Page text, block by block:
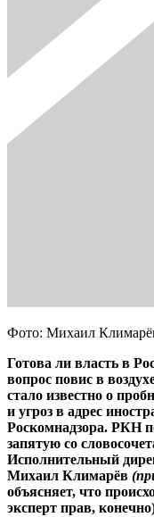
Фото: Михаил
Готова ли власть в
вопрос повис в
стало известно о
и угроз в адрес
Роскомнадзора. РКН
запятую со
Исполнительный
Михаил Климарёв
объясняет, что
эксперт прав,